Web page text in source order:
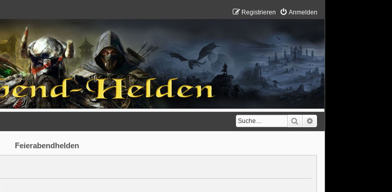
Anmelden
Registrieren
Suche
Feierabendhelden